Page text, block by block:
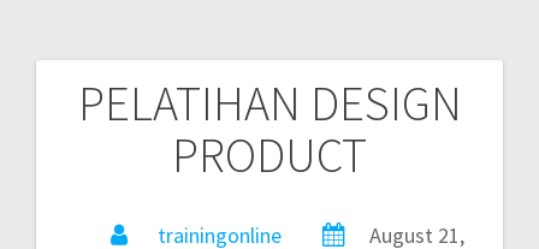
PELATIHAN DESIGN
PRODUCT
trainingonline August 21,